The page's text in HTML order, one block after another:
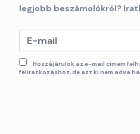
legjobb beszámolókról?
Hozzájárulok az e-mail címem
feliratkozáshoz, de azt ki nem adva